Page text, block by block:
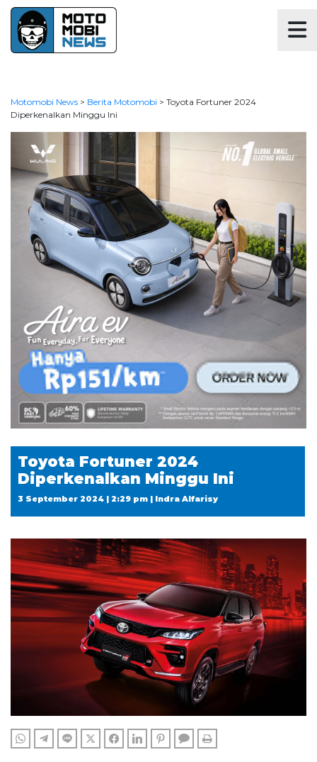
Motomobi News > Berita Motomobi > Toyota Fortuner 2024
Diperkenalkan Minggu Ini
Toyota Fortuner 2024
Diperkenalkan Minggu Ini
3 September 2024 | 2:29 pm | Indra Alfarisy
WHATSAPPTELEGRAM
LINE TWITTERFACEBOOKLINKEDINPINTERESTCOMMENTS